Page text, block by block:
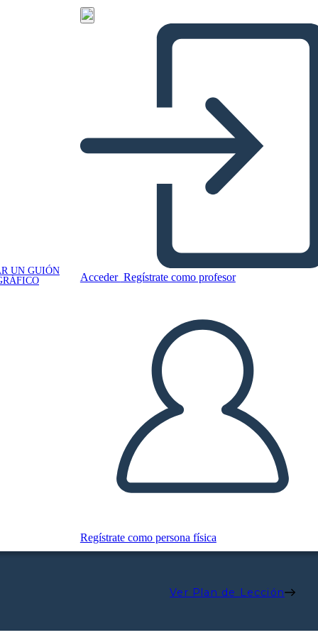
UN GUIÓN
Acceder Regístrate como profesor
Regístrate como persona física
Ver Plan de Lección